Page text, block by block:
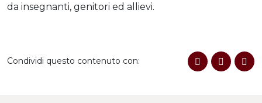
da insegnanti, genitori ed allievi.
Condividi questo contenuto con: